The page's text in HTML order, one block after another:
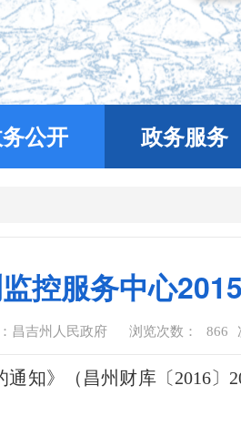
公开 政务服务
控服务中心
昌吉州人民政府 浏览次数： 866
知》（昌州财库〔2016